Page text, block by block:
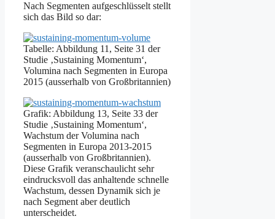
Nach Segmenten aufgeschlüsselt stellt
sich das Bild so dar:
Tabelle: Abbildung 11, Seite 31 der
Studie ‚Sustaining Momentum‘,
Volumina nach Segmenten in Europa
2015 (ausserhalb von Großbritannien)
Grafik: Abbildung 13, Seite 33 der
Studie ‚Sustaining Momentum‘,
Wachstum der Volumina nach
Segmenten in Europa 2013-2015
(ausserhalb von Großbritannien).
Diese Grafik veranschaulicht sehr
eindrucksvoll das anhaltende schnelle
Wachstum, dessen Dynamik sich je
nach Segment aber deutlich
unterscheidet.